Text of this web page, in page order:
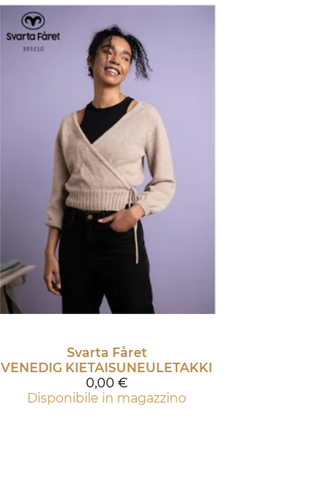
Svarta Fåret
VENEDIG KIETAISUNEULETAKKI
0,00 €
Disponibile in magazzino